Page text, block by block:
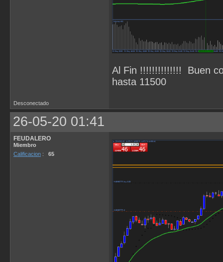
Al Fin !!!!!!!!!!!!!! Buen
hasta 11500
Desconectado
26-05-20 01:41
FEUDALERO
Miembro
Calificacion : 65